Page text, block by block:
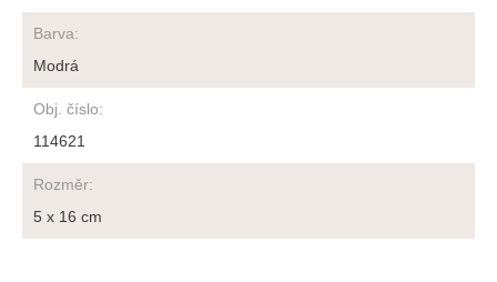
Barva:
Modrá
Obj. číslo:
114621
Rozměr:
5 x 16 cm